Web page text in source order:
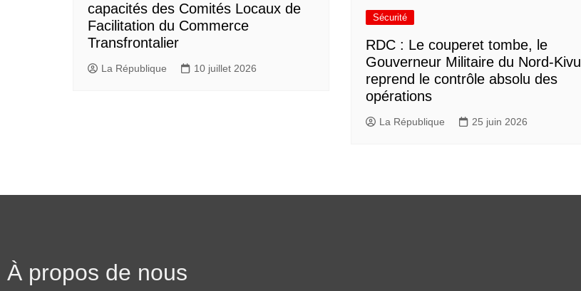
capacités des Comités Locaux de
Facilitation du Commerce
Transfrontalier
La République 10 juillet 2026
Sécurité
RDC : Le couperet tombe, le
Gouverneur Militaire du Nord-Kivu
reprend le contrôle absolu des
opérations
La République 25 juin 2026
À propos de nous